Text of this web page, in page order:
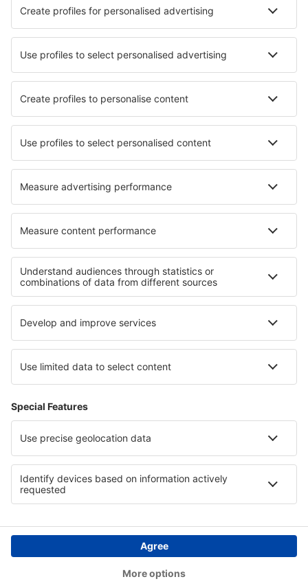
Nejlepší hotely - města
Hotely in Espluga de Francoli Hotely in Surin Beach
Hotely Hontoria Del Pinar Hotely in Palaios Panteleimon
Hotely in Martinfeld Hotely in Seloignes
Hotely in Sinton Hotely in Algonquin Highlands
Nejlepší hotely - regiony
Hotely in Les Trois Vallées Hotely v Arc
Hotely v Ženevském jezeře Hotely v Normandii
Hotely v Alpe d'Huez Hotely v Michoacan
Hotely in Hunedoara County
Hotely v Ötztalu Hotely Ruse province
Copyright © eSky.cz. Všechna práva vyhrazena.